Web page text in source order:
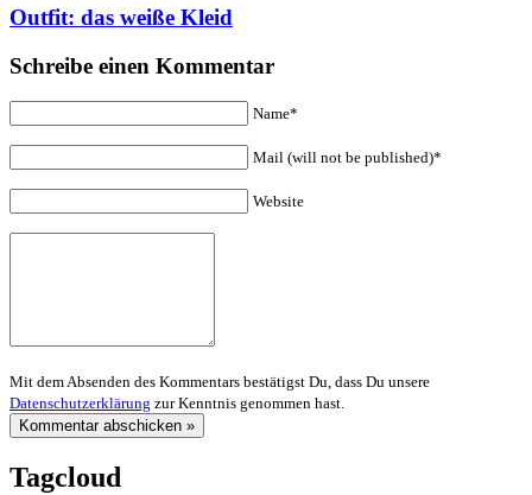
Outfit: das weiße Kleid
Schreibe einen Kommentar
Name*
Mail (will not be published)*
Website
Mit dem Absenden des Kommentars bestätigst Du, dass Du unsere
Datenschutzerklärung zur Kenntnis genommen hast.
Tagcloud